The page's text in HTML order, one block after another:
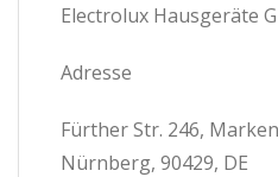
Electrolux Hausgeräte
Adresse
Fürther Str. 246,
Nürnberg, 90429, DE